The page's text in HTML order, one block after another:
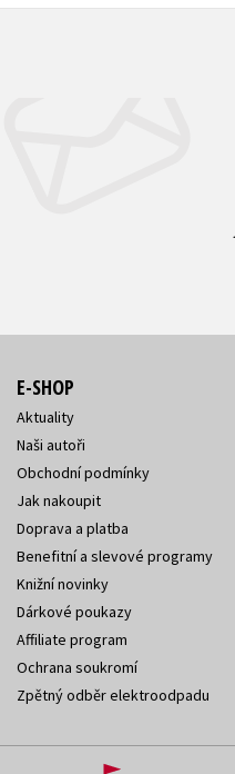
E-SHOP
Aktuality
Naši autoři
Obchodní podmínky
Jak nakoupit
Doprava a platba
Benefitní a slevové programy
Knižní novinky
Dárkové poukazy
Affiliate program
Ochrana soukromí
Zpětný odběr elektroodpadu